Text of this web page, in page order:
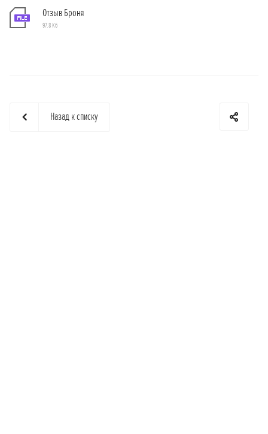
Отзыв Броня
97.8 Кб
Назад к списку